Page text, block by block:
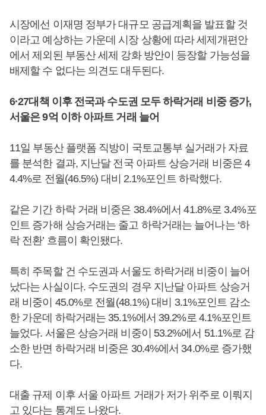
시장에선 이재명 정부가 대규모 공급계획을 발표할 것
이라고 예상하는 가운데 시장 상황에 따라 세제개편안
에서 제외된 부동산 세제 강화 방안이 등장할 가능성을
배제할 수 없다는 의견도 대두된다.
6·27대책 이후 전국과 수도권 모두 하락거래 비중 증가,
서울은 9억 이하 아파트 거래 늘어
11일 부동산 플랫폼 직방이 국토교통부 실거래가 자료
를 분석한 결과, 지난달 전국 아파트 상승거래 비중은 4
4.4%로 전월(46.5%) 대비 2.1%포인트 하락했다.
같은 기간 하락 거래 비중은 38.4%에서 41.8%로 3.4%포
인트 증가해 상승거래는 줄고 하락거래는 늘어나는 ‘하
락 전환’ 흐름이 확인됐다.
특히 주목할 건 수도권과 서울도 하락거래 비중이 늘어
났다는 사실이다. 수도권의 경우 지난달 아파트 상승거
래 비중이 45.0%로 전월(48.1%) 대비 3.1%포인트 감소
한 가운데 하락거래는 35.1%에서 39.2%로 4.1%포인트
늘었다. 서울은 상승거래 비중이 53.2%에서 51.1%로 감
소한 반면 하락거래 비중은 30.4%에서 34.0%로 증가했
다.
대출 규제 이후 서울 아파트 거래가 저가 위주로 이뤄지
고 있다는 통계도 나왔다.